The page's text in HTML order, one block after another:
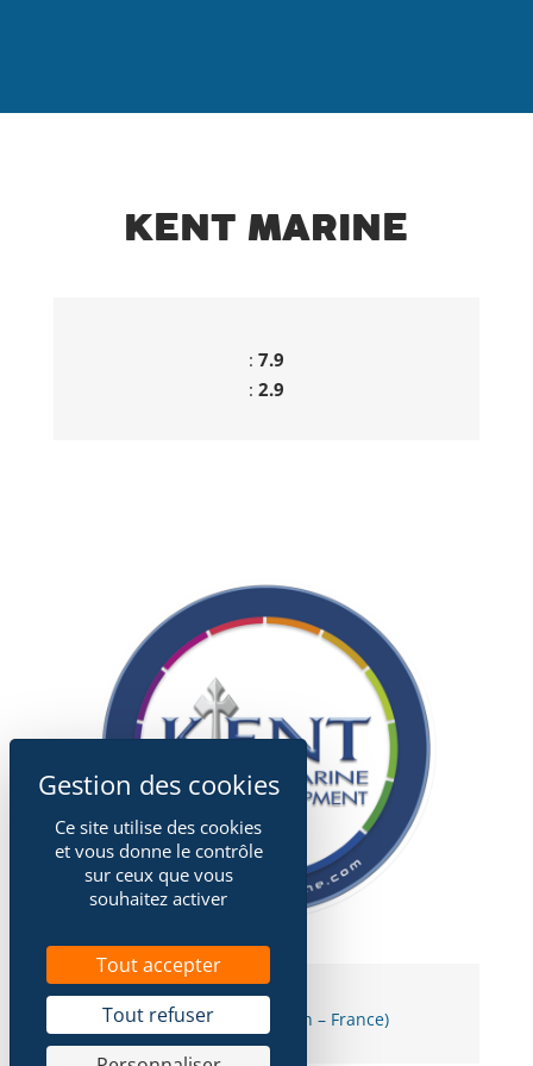
Ce site utilise des cookies
et vous donne le contrôle
sur ceux que vous
souhaitez activer
Tout accepter
Tout refuser
KENT MARINE
: 7.9
: 2.9
Ambana IV (Zeppelin – France)